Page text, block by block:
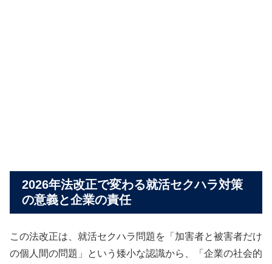
2026年法改正で変わる就活セクハラ対策
の意義と企業の責任
この法改正は、就活セクハラ問題を「加害者と被害者だけ
の個人間の問題」という矮小な認識から、「企業の社会的